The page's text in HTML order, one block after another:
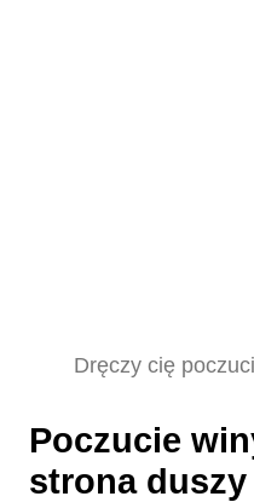
Dręczy cię
Poczucie
strona duszy